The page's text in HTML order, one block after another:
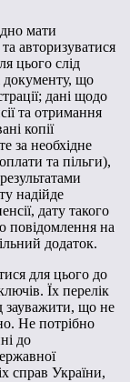
мати
авторизуватися
цього слід
документу, що
дані щодо
та отримання
копії
за необхідне
та пільги),
надійде
дату такого
повідомлення на
додаток.
для цього до
Їх перелік
зауважити, що не
Не потрібно
до
справ України,